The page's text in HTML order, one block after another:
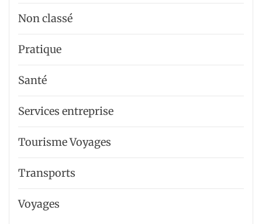
Non classé
Pratique
Santé
Services entreprise
Tourisme Voyages
Transports
Voyages